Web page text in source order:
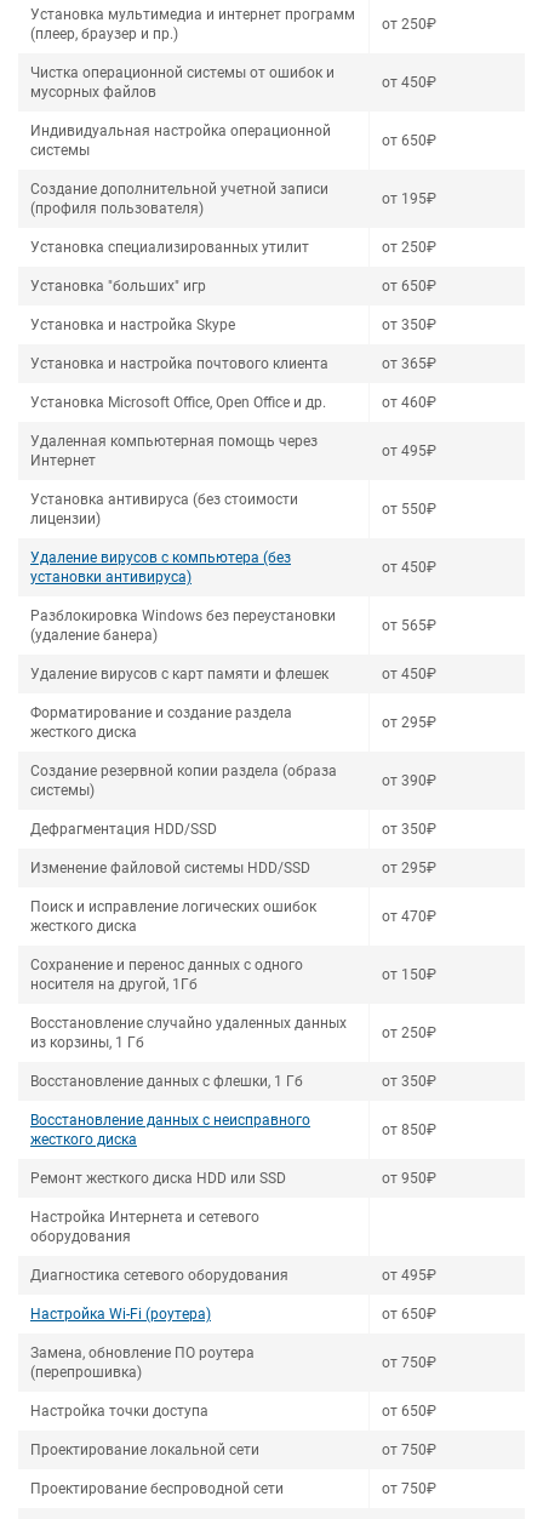
Установка мультимедиа и интернет программ
(плеер, браузер и пр.)
от 250₽
Чистка операционной системы от ошибок и
мусорных файлов
от 450₽
Индивидуальная настройка операционной
системы
от 650₽
Создание дополнительной учетной записи
(профиля пользователя)
от 195₽
Установка специализированных утилит от 250₽
Установка "больших" игр от 650₽
Установка и настройка Skype от 350₽
Установка и настройка почтового клиента от 365₽
Установка Microsoft Office, Open Office и др. от 460₽
Удаленная компьютерная помощь через
Интернет
от 495₽
Установка антивируса (без стоимости
лицензии)
от 550₽
Удаление вирусов с компьютера (без
установки антивируса)
от 450₽
Разблокировка Windows без переустановки
(удаление банера)
от 565₽
Удаление вирусов с карт памяти и флешек от 450₽
Форматирование и создание раздела
жесткого диска
от 295₽
Создание резервной копии раздела (образа
системы)
от 390₽
Дефрагментация HDD/SSD от 350₽
Изменение файловой системы HDD/SSD от 295₽
Поиск и исправление логических ошибок
жесткого диска
от 470₽
Сохранение и перенос данных с одного
носителя на другой, 1Гб
от 150₽
Восстановление случайно удаленных данных
из корзины, 1 Гб
от 250₽
Восстановление данных с флешки, 1 Гб от 350₽
Восстановление данных с неисправного
жесткого диска
от 850₽
Ремонт жесткого диска HDD или SSD от 950₽
Настройка Интернета и сетевого
оборудования
Диагностика сетевого оборудования от 495₽
Настройка Wi-Fi (роутера) от 650₽
Замена, обновление ПО роутера
(перепрошивка)
от 750₽
Настройка точки доступа от 650₽
Проектирование локальной сети от 750₽
Проектирование беспроводной сети от 750₽